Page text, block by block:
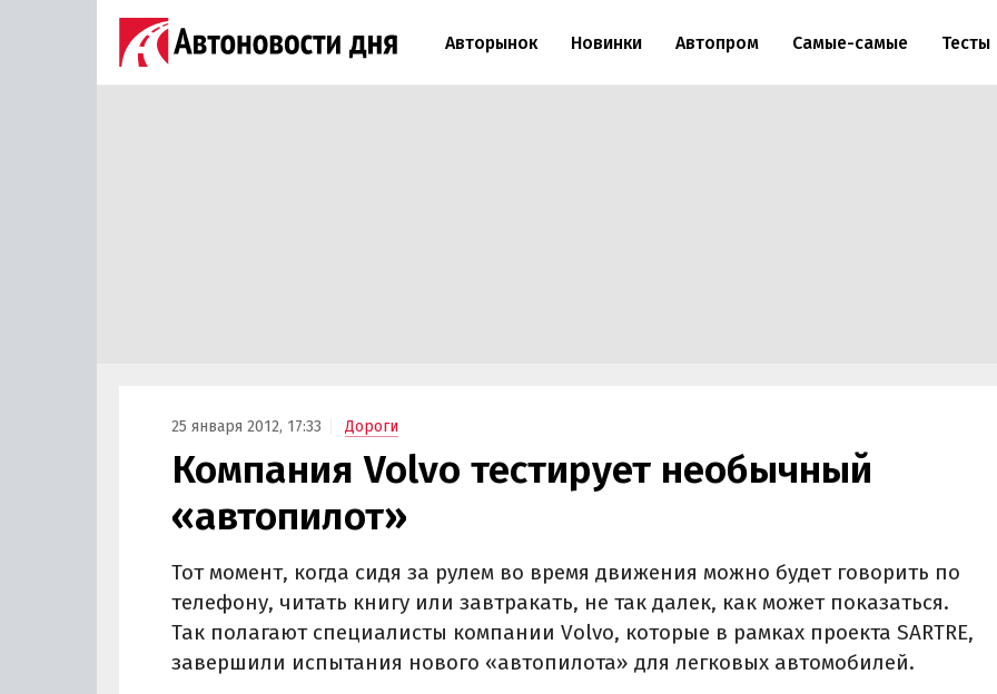
Авторынок Новинки Автопром Самые-самые Тесты
25 января 2012, 17:33 Дороги
Компания Volvo тестирует необычный
«автопилот»
Тот момент, когда сидя за рулем во время движения можно будет говорить по
телефону, читать книгу или завтракать, не так далек, как может показаться.
Так полагают специалисты компании Volvo, которые в рамках проекта SARTRE,
завершили испытания нового «автопилота» для легковых автомобилей.